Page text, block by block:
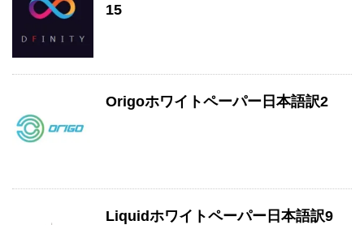
15
Origoホワイトペーパー日本語訳2
Liquidホワイトペーパー日本語訳9